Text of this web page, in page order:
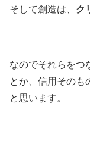
そして創造は、 ク
なのでそれらをつ
とか、信用そのも
と思います。